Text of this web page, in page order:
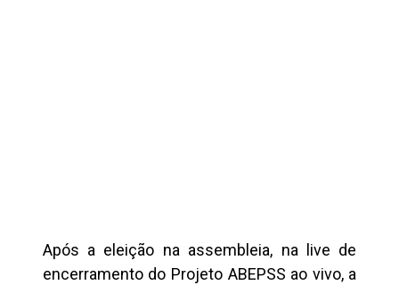
Após a eleição na assembleia, na live de
encerramento do Projeto ABEPSS ao vivo, a